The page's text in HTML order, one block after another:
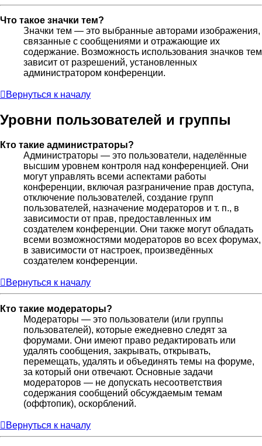
Что такое значки тем?
Значки тем — это выбранные авторами изображения,
связанные с сообщениями и отражающие их
содержание. Возможность использования значков тем
зависит от разрешений, установленных
администратором конференции.
Вернуться к началу
Уровни пользователей и группы
Кто такие администраторы?
Администраторы — это пользователи, наделённые
высшим уровнем контроля над конференцией. Они
могут управлять всеми аспектами работы
конференции, включая разграничение прав доступа,
отключение пользователей, создание групп
пользователей, назначение модераторов и т. п., в
зависимости от прав, предоставленных им
создателем конференции. Они также могут обладать
всеми возможностями модераторов во всех форумах,
в зависимости от настроек, произведённых
создателем конференции.
Вернуться к началу
Кто такие модераторы?
Модераторы — это пользователи (или группы
пользователей), которые ежедневно следят за
форумами. Они имеют право редактировать или
удалять сообщения, закрывать, открывать,
перемещать, удалять и объединять темы на форуме,
за который они отвечают. Основные задачи
модераторов — не допускать несоответствия
содержания сообщений обсуждаемым темам
(оффтопик), оскорблений.
Вернуться к началу